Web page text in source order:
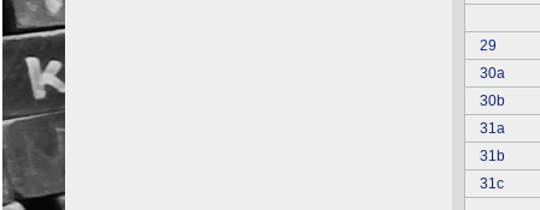
29
30a
30b
31a
31b
31c